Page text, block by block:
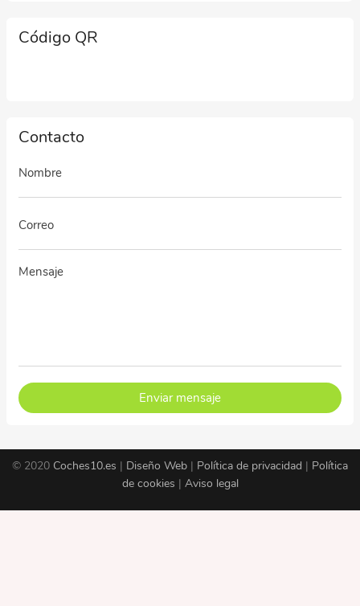
Código QR
Contacto
Enviar mensaje
© 2020 Coches10.es | Diseño Web | Política de privacidad | Política
de cookies | Aviso legal